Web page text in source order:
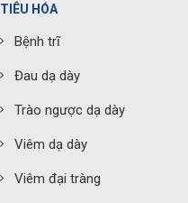
TIÊU HÓA
Bệnh trĩ
Đau dạ dày
Trào ngược dạ dày
Viêm dạ dày
Viêm đại tràng